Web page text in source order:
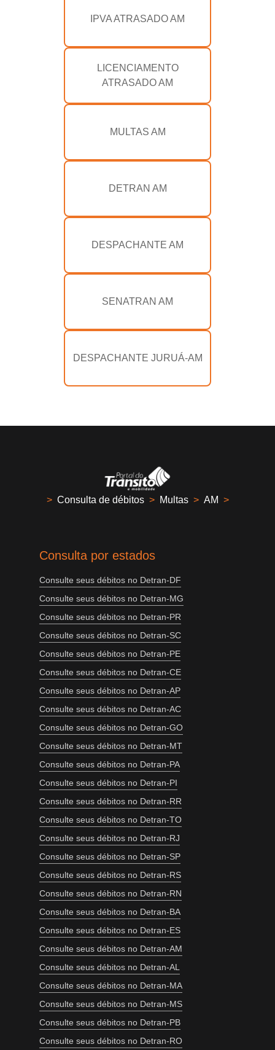
IPVA ATRASADO AM
LICENCIAMENTO
ATRASADO AM
MULTAS AM
DETRAN AM
DESPACHANTE AM
SENATRAN AM
DESPACHANTE JURUÁ-AM
> Consulta de débitos > Multas > AM >
Consulta por estados
Consulte seus débitos no Detran-DF
Consulte seus débitos no Detran-MG
Consulte seus débitos no Detran-PR
Consulte seus débitos no Detran-SC
Consulte seus débitos no Detran-PE
Consulte seus débitos no Detran-CE
Consulte seus débitos no Detran-AP
Consulte seus débitos no Detran-AC
Consulte seus débitos no Detran-GO
Consulte seus débitos no Detran-MT
Consulte seus débitos no Detran-PA
Consulte seus débitos no Detran-PI
Consulte seus débitos no Detran-RR
Consulte seus débitos no Detran-TO
Consulte seus débitos no Detran-RJ
Consulte seus débitos no Detran-SP
Consulte seus débitos no Detran-RS
Consulte seus débitos no Detran-RN
Consulte seus débitos no Detran-BA
Consulte seus débitos no Detran-ES
Consulte seus débitos no Detran-AM
Consulte seus débitos no Detran-AL
Consulte seus débitos no Detran-MA
Consulte seus débitos no Detran-MS
Consulte seus débitos no Detran-PB
Consulte seus débitos no Detran-RO